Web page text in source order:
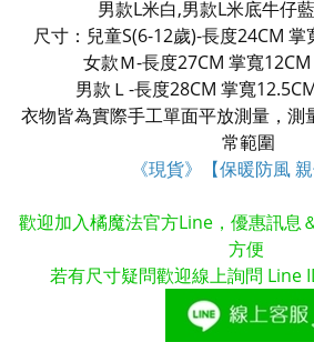
男款L米白,男款L米底牛仔
尺寸： 兒童S(6-12歲)-長度24CM 掌
女款Ｍ-長度27CM 掌寬
男款Ｌ-長度28CM 掌寬
衣物皆為實際手工單面平放測量，測
常範圍
《現貨》【保暖防風 親
歡迎加入橘魔法官方Line，優惠訊息
方便
若有尺寸疑問歡迎線上詢問 Line